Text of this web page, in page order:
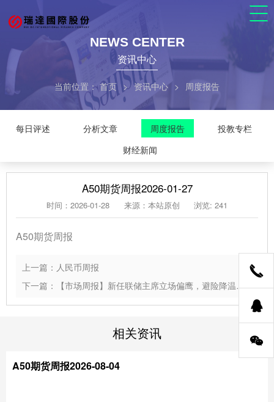
NEWS CENTER
资讯中心
当前位置：首页 > 资讯中心 > 周度报告
每日评述 分析文章 周度报告
投教专栏
财经新闻
A50期货周报2026-01-27
时间：2026-01-28 来源：本站原创 浏览: 241
A50期货周报
上一篇：人民币周报
下一篇：【市场周报】新任联储主席立场偏鹰，避险降温引发市场巨震
相关资讯
A50期货周报2026-08-04